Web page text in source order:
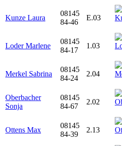
Kunze Laura
08145
84-46
E.03
Loder Marlene
08145
84-17
1.03
Merkel Sabrina
08145
84-24
2.04
Oberbacher
Sonja
08145
84-67
2.02
Ottens Max
08145
84-39
2.13